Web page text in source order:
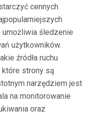
cennych
śledzenie
użytkowników.
źródła ruchu
strony są
narzędziem jest
na monitorowanie
oraz